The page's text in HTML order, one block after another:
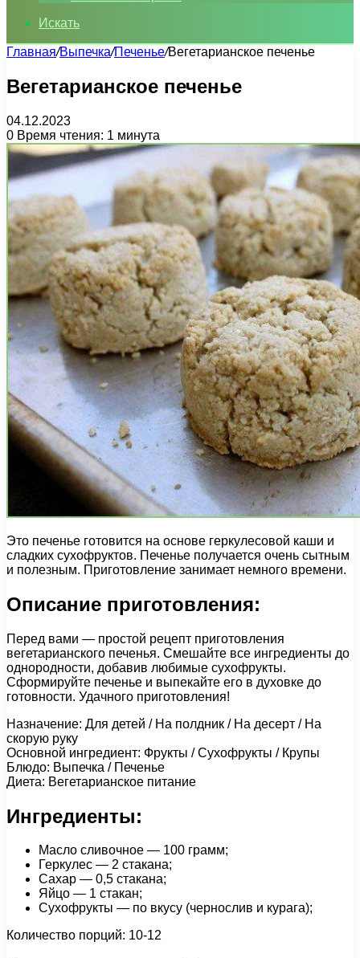
Искать
Главная/Выпечка/Печенье/Вегетарианское печенье
Вегетарианское печенье
04.12.2023
0 Время чтения: 1 минута
Это печенье готовится на основе геркулесовой каши и
сладких сухофруктов. Печенье получается очень сытным
и полезным. Приготовление занимает немного времени.
Описание приготовления:
Перед вами — простой рецепт приготовления
вегетарианского печенья. Смешайте все ингредиенты до
однородности, добавив любимые сухофрукты.
Сформируйте печенье и выпекайте его в духовке до
готовности. Удачного приготовления!
Назначение: Для детей / На полдник / На десерт / На
скорую руку
Основной ингредиент: Фрукты / Сухофрукты / Крупы
Блюдо: Выпечка / Печенье
Диета: Вегетарианское питание
Ингредиенты:
Масло сливочное — 100 грамм;
Геркулес — 2 стакана;
Сахар — 0,5 стакана;
Яйцо — 1 стакан;
Сухофрукты — по вкусу (чернослив и курага);
Количество порций: 10-12